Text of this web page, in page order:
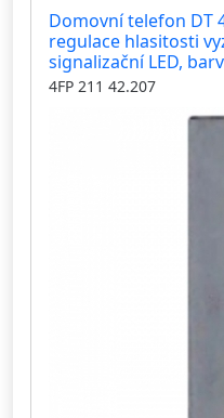
Domovní telefon DT
regulace hlasitosti
signalizační LED,
4FP 211 42.207